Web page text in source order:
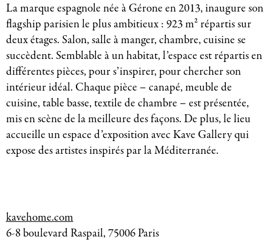
La marque espagnole née à Gérone en 2013, inaugure son
flagship parisien le plus ambitieux : 923 m² répartis sur
deux étages. Salon, salle à manger, chambre, cuisine se
succèdent. Semblable à un habitat, l’espace est répartis en
différentes pièces, pour s’inspirer, pour chercher son
intérieur idéal. Chaque pièce – canapé, meuble de
cuisine, table basse, textile de chambre – est présentée,
mis en scène de la meilleure des façons. De plus, le lieu
accueille un espace d’exposition avec Kave Gallery qui
expose des artistes inspirés par la Méditerranée.
kavehome.com
6-8 boulevard Raspail, 75006 Paris